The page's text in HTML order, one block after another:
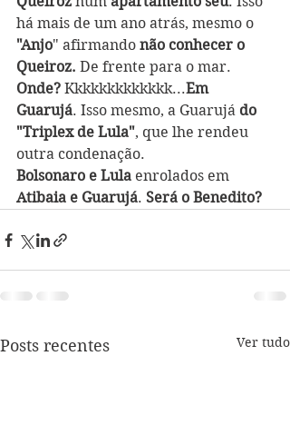
há mais de um ano atrás, mesmo o
"Anjo" afirmando não conhecer o
Queiroz. De frente para o mar.
Onde? Kkkkkkkkkkkkk...Em
Guarujá. Isso mesmo, a Guarujá do
"Triplex de Lula", que lhe rendeu
outra condenação.
Bolsonaro e Lula enrolados em
Atibaia e Guarujá. Será o Benedito?
Posts recentes Ver tudo